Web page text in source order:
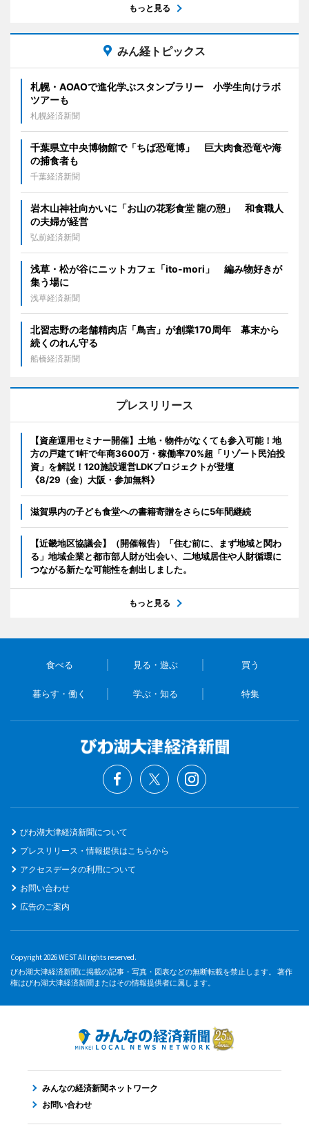
もっと見る
みん経トピックス
札幌・AOAOで進化学ぶスタンプラリー 小学生向けラボ
ツアーも
札幌経済新聞
千葉県立中央博物館で「ちば恐竜博」 巨大肉食恐竜や海
の捕食者も
千葉経済新聞
岩木山神社向かいに「お山の花彩食堂 龍の憩」 和食職人
の夫婦が経営
弘前経済新聞
浅草・松が谷にニットカフェ「ito-mori」 編み物好きが
集う場に
浅草経済新聞
北習志野の老舗精肉店「鳥吉」が創業170周年 幕末から
続くのれん守る
船橋経済新聞
プレスリリース
【資産運用セミナー開催】土地・物件がなくても参入可能！地
方の戸建て1軒で年商3600万・稼働率70%超「リゾート民泊投
資」を解説！120施設運営LDKプロジェクトが登壇
《8/29（金）大阪・参加無料》
滋賀県内の子ども食堂への書籍寄贈をさらに5年間継続
【近畿地区協議会】（開催報告）「住む前に、まず地域と関わ
る」地域企業と都市部人財が出会い、二地域居住や人財循環に
つながる新たな可能性を創出しました。
もっと見る
食べる 見る・遊ぶ 買う
暮らす・働く 学ぶ・知る 特集
びわ湖大津経済新聞について
プレスリリース・情報提供はこちらから
アクセスデータの利用について
お問い合わせ
広告のご案内
Copyright 2026 WEST All rights reserved.
びわ湖大津経済新聞に掲載の記事・写真・図表などの無断転載を禁止します。 著作
権はびわ湖大津経済新聞またはその情報提供者に属します。
みんなの経済新聞ネットワーク
お問い合わせ